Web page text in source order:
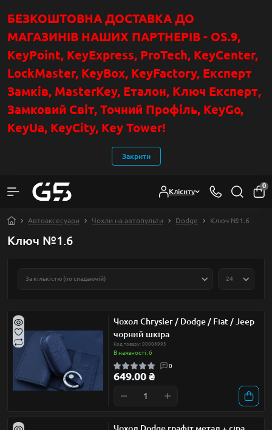
БЕЗКОШТОВНА ДОСТАВКА ДО
МАГАЗИНІВ НАШИХ ПАРТНЕРІВ - OS.9,
KeyPoint, KeyExpress, ProTech, KeyCenter,
LockMaster, KeyBox, KeyFactory, Експерт
Замків, MasterKey, Еталон, Ключ Експерт,
Замковий Світ, Точний Профіль, KeyGo,
KeyUa, KeyCity, Key Tower!
Закрити
Клієнту
0
Автоаксесуари Чохли на автопульти Dodge Ключ №1.6
Ключ №1.6
Чохол Chrysler / Dodge / Fiat / Jeep
чорний шкіра
Код товару: 00008993
В наявності: 6
0
649.00 ₴
Чохол Dodge графіт метал + сіра